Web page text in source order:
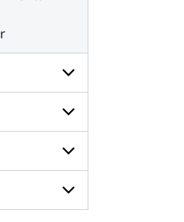
Undersidor
för
Radar
och
satellit
Undersidor
för
Väder
till
havs
Undersidor
för